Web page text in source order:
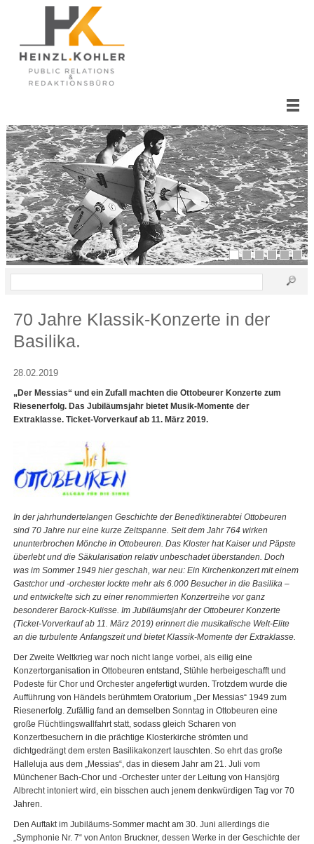
70 Jahre Klassik-Konzerte in der
Basilika.
28.02.2019
„Der Messias“ und ein Zufall machten die Ottobeurer Konzerte zum
Riesenerfolg. Das Jubiläumsjahr bietet Musik-Momente der
Extraklasse. Ticket-Vorverkauf ab 11. März 2019.
In der jahrhundertelangen Geschichte der Benediktinerabtei Ottobeuren
sind 70 Jahre nur eine kurze Zeitspanne. Seit dem Jahr 764 wirken
ununterbrochen Mönche in Ottobeuren. Das Kloster hat Kaiser und Päpste
überlebt und die Säkularisation relativ unbeschadet überstanden. Doch
was im Sommer 1949 hier geschah, war neu: Ein Kirchenkonzert mit einem
Gastchor und -orchester lockte mehr als 6.000 Besucher in die Basilika –
und entwickelte sich zu einer renommierten Konzertreihe vor ganz
besonderer Barock-Kulisse. Im Jubiläumsjahr der Ottobeurer Konzerte
(Ticket-Vorverkauf ab 11. März 2019) erinnert die musikalische Welt-Elite
an die turbulente Anfangszeit und bietet Klassik-Momente der Extraklasse.
Der Zweite Weltkrieg war noch nicht lange vorbei, als eilig eine
Konzertorganisation in Ottobeuren entstand, Stühle herbeigeschafft und
Podeste für Chor und Orchester angefertigt wurden. Trotzdem wurde die
Aufführung von Händels berühmtem Oratorium „Der Messias“ 1949 zum
Riesenerfolg. Zufällig fand an demselben Sonntag in Ottobeuren eine
große Flüchtlingswallfahrt statt, sodass gleich Scharen von
Konzertbesuchern in die prächtige Klosterkirche strömten und
dichtgedrängt dem ersten Basilikakonzert lauschten. So ehrt das große
Halleluja aus dem „Messias“, das in diesem Jahr am 21. Juli vom
Münchener Bach-Chor und -Orchester unter der Leitung von Hansjörg
Albrecht intoniert wird, ein bisschen auch jenem denkwürdigen Tag vor 70
Jahren.
Den Auftakt im Jubiläums-Sommer macht am 30. Juni allerdings die
„Symphonie Nr. 7“ von Anton Bruckner, dessen Werke in der Geschichte der